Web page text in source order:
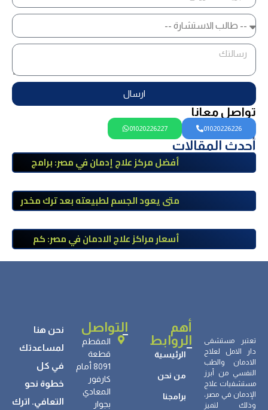
ارسال
تواصل معانا
01020226226
01020226227
أحدث المقالات
أفضل مركز علاج إدمان في مصر: برامج
طبي
متى يعود الجسم لطبيعته بعد ترك مخدر
أسعار مراكز علاج الادمان في مصر: كم
تعتبر مستشفى
دار الامل لعلاج
الادمان والطب
النفسي من أبرز
مستشفيات علاج
الإدمان في مصر،
وذلك لتميز
أهم
الروابط
الرئيسية
من نحن
برامجنا
التواصل
المقطم
قطعة
8091 أمام
كارفور
المعادي
بجوار
نحن هنا
لمساعدتك
في كل
خطوة نحو
التعافي. اترك